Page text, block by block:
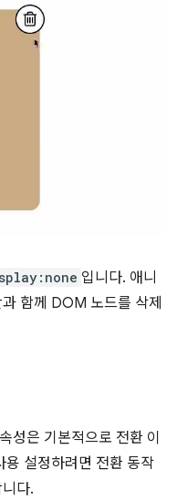
입니다. 애니
함께 DOM 노드를 삭제
성은 기본적으로 전환 이
용 설정하려면 전환 동작
다.